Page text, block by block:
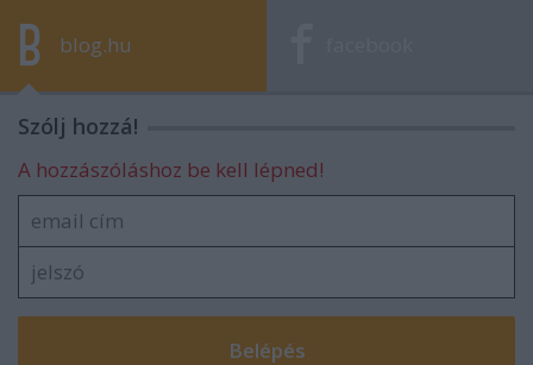
blog.hu
Szólj hozzá!
A hozzászóláshoz be kell lépned!